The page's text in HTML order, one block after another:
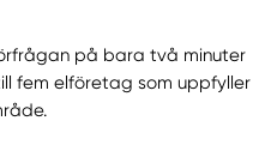
på bara två minuter
fem elföretag som uppfyller